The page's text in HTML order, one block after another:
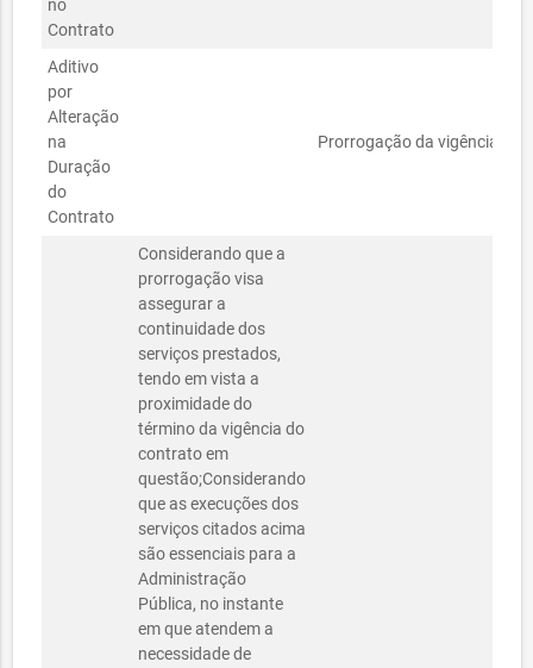
no
Contrato
Aditivo
por
Alteração
na
Duração
do
Contrato
Prorrogação da vigência do
Considerando que a
prorrogação visa
assegurar a
continuidade dos
serviços prestados,
tendo em vista a
proximidade do
término da vigência do
contrato em
questão;Considerando
que as execuções dos
serviços citados acima
são essenciais para a
Administração
Pública, no instante
em que atendem a
necessidade de